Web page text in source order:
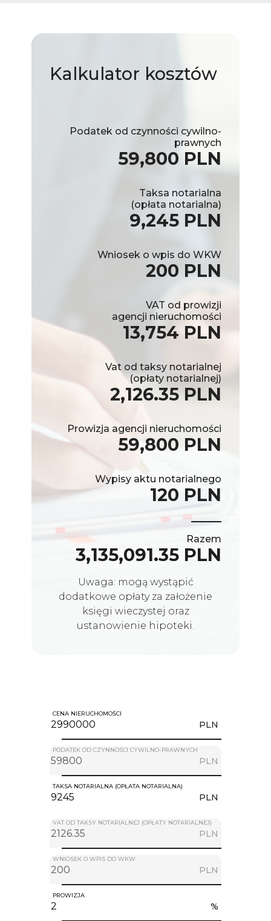
Kalkulator kosztów
Podatek od czynności cywilno-
prawnych
59,800 PLN
Taksa notarialna
(opłata notarialna)
9,245 PLN
Wniosek o wpis do WKW
200 PLN
VAT od prowizji
agencji nieruchomości
13,754 PLN
Vat od taksy notarialnej
(opłaty notarialnej)
2,126.35 PLN
Prowizja agencji nieruchomości
59,800 PLN
Wypisy aktu notarialnego
120 PLN
Razem
3,135,091.35 PLN
Uwaga: mogą wystąpić
dodatkowe opłaty za założenie
księgi wieczystej oraz
ustanowienie hipoteki.
CENA NIERUCHOMOŚCI
PLN
PODATEK OD CZYNNOŚCI CYWILNO-PRAWNYCH
PLN
TAKSA NOTARIALNA (OPŁATA NOTARIALNA)
PLN
VAT OD TAKSY NOTARIALNEJ (OPŁATY NOTARIALNEJ)
PLN
WNIOSEK O WPIS DO WKW
PLN
PROWIZJA
%